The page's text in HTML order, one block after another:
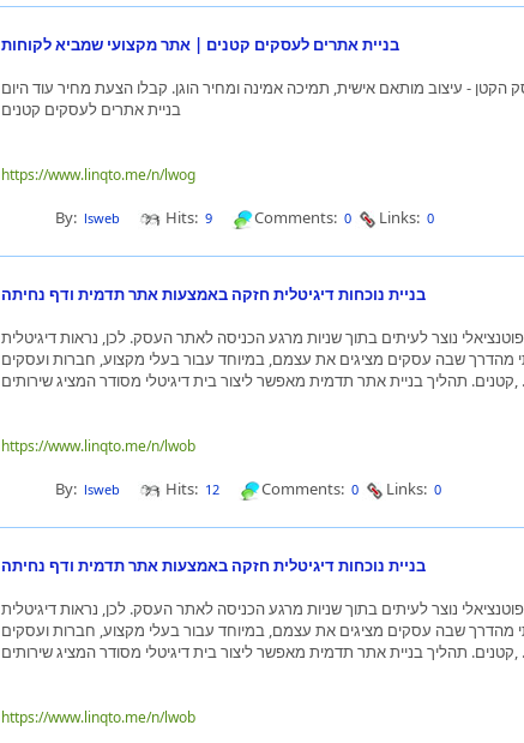
בניית אתרים לעסקים קטנים | אתר מקצועי שמביא לקוחות
בניית אתרים לעסקים קטנים
https://www.linqto.me/n/lwog
By: lsweb Hits: 9 Comments: 0 Links: 0
בניית נוכחות דיגיטלית חזקה באמצעות אתר תדמית ודף נחיתה
נוצר לעיתים בתוך שניות מרגע הכניסה לאתר העסק. לכן, נראות דיגיטלית
שבה עסקים מציגים את עצמם, במיוחד עבור בעלי מקצוע, חברות ועסקים
מסודר המציג שירותים, ...
https://www.linqto.me/n/lwob
By: lsweb Hits: 12 Comments: 0 Links: 0
בניית נוכחות דיגיטלית חזקה באמצעות אתר תדמית ודף נחיתה
נוצר לעיתים בתוך שניות מרגע הכניסה לאתר העסק. לכן, נראות דיגיטלית
שבה עסקים מציגים את עצמם, במיוחד עבור בעלי מקצוע, חברות ועסקים
מסודר המציג שירותים, ...
https://www.linqto.me/n/lwob